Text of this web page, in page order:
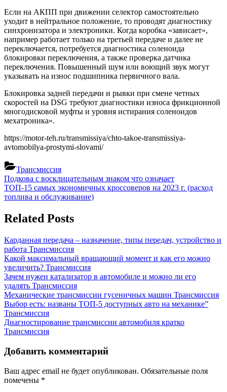
Если на АКПП при движении селектор самостоятельно
уходит в нейтральное положение, то проводят диагностику
синхронизатора и электроники. Когда коробка «зависает»,
например работает только на третьей передаче и далее не
переключается, потребуется диагностика соленоида
блокировки переключения, а также проверка датчика
переключения. Повышенный шум или воющий звук могут
указывать на износ подшипника первичного вала.
Блокировка задней передачи и рывки при смене четных
скоростей на DSG требуют диагностики износа фрикционной
многодисковой муфты и уровня истирания соленоидов
мехатроника».
https://motor-teh.ru/transmissiya/chto-takoe-transmissiya-
avtomobilya-prostymi-slovami/
Трансмиссия
Навигация
по
Previous
Post:
Подкова с восклицательным знаком что означает
Next
Post:
ТОП-15 самых экономичных кроссоверов на 2023 г. (расход
топлива и обслуживание)
Related Posts
Карданная передача – назначение, типы передач, устройство и
работа Трансмиссия
Какой максимальный вращающий момент и как его можно
увеличить? Трансмиссия
Зачем нужен катализатор в автомобиле и можно ли его
удалять Трансмиссия
Механические трансмиссии гусеничных машин Трансмиссия
Выбор есть: названы ТОП-5 доступных авто на механике”
Трансмиссия
Диагностирование трансмиссии автомобиля кратко
Трансмиссия
Добавить комментарий
Ваш адрес email не будет опубликован. Обязательные поля
помечены *